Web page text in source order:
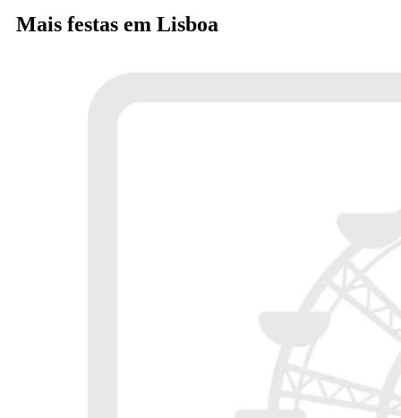
Mais festas em Lisboa